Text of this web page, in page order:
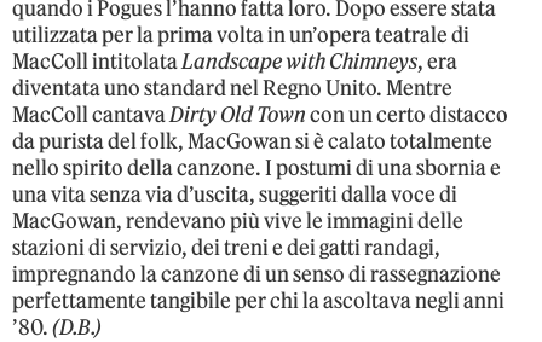
quando i Pogues l’hanno fatta loro. Dopo essere stata
utilizzata per la prima volta in un’opera teatrale di
MacColl intitolataLandscape with Chimneys, era
diventata uno standard nel Regno Unito. Mentre
MacColl cantavaDirty Old Towncon un certo distacco
da purista del folk, MacGowan si è calato totalmente
nello spirito della canzone. I postumi di una sbornia e
una vita senza via d’uscita, suggeriti dalla voce di
MacGowan, rendevano più vive le immagini delle
stazioni di servizio, dei treni e dei gatti randagi,
impregnando la canzone di un senso di rassegnazione
perfettamente tangibile per chi la ascoltava negli anni
’80.(D.B.)